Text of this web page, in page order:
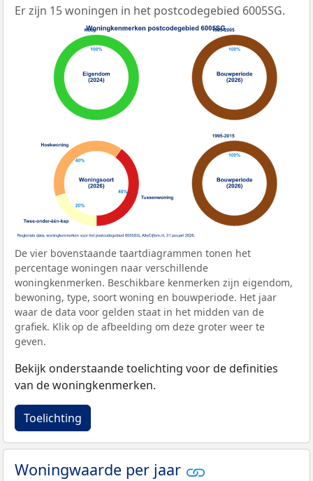
Er zijn 15 woningen in het postcodegebied 6005SG.
De vier bovenstaande taartdiagrammen tonen het
percentage woningen naar verschillende
woningkenmerken. Beschikbare kenmerken zijn eigendom,
bewoning, type, soort woning en bouwperiode. Het jaar
waar de data voor gelden staat in het midden van de
grafiek. Klik op de afbeelding om deze groter weer te
geven.
Bekijk onderstaande toelichting voor de definities
van de woningkenmerken.
Toelichting
Woningwaarde per jaar